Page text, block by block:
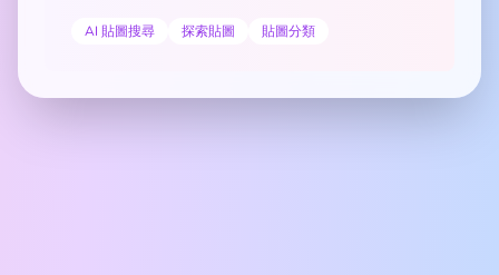
AI 貼圖搜尋 探索貼圖 貼圖分類